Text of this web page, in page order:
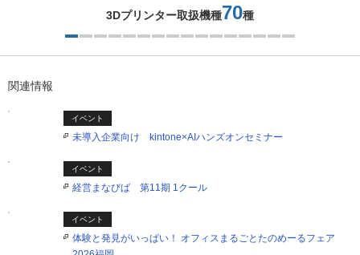
3Dプリンター取扱機種70種
関連情報
イベント
未導入企業向け kintone×AIハンズオンセミナー
イベント
経営まなびば 第11期 1クール
イベント
体験と発見がいっぱい！ オフィスまるごとたのめーるフェア